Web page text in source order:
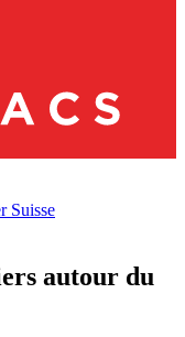
Suisse
autour du